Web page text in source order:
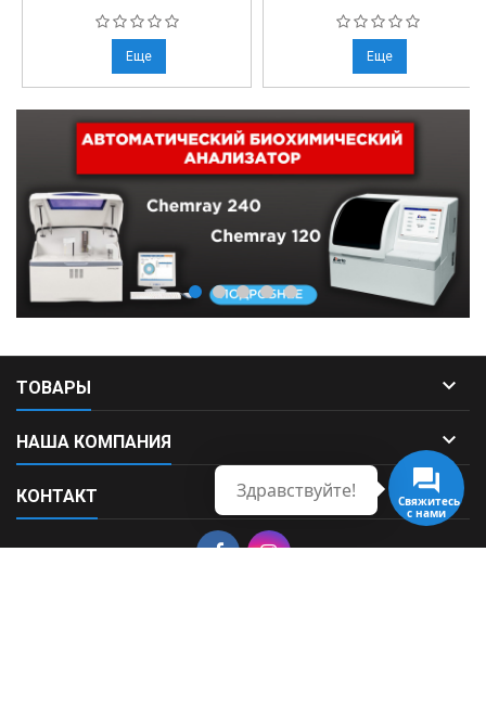
Еще Еще
ТОВАРЫ 
НАША КОМПАНИЯ 
КОНТАКТ 
Свяжитесь
с нами
Здравствуйте!